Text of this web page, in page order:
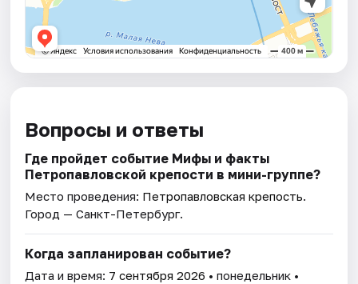
Вопросы и ответы
Где пройдет событие Мифы и факты
Петропавловской крепости в мини-группе?
Место проведения: Петропавловская крепость.
Город — Санкт-Петербург.
Когда запланирован событие?
Дата и время: 7 сентября 2026 • понедельник •